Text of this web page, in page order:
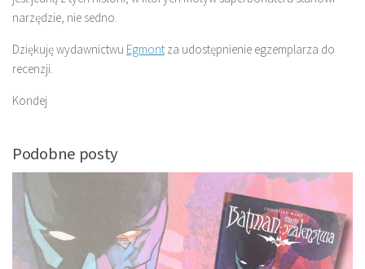
narzędzie, nie sedno.
Dziękuję wydawnictwu Egmont za udostępnienie egzemplarza do
recenzji.
Kondej
Podobne posty